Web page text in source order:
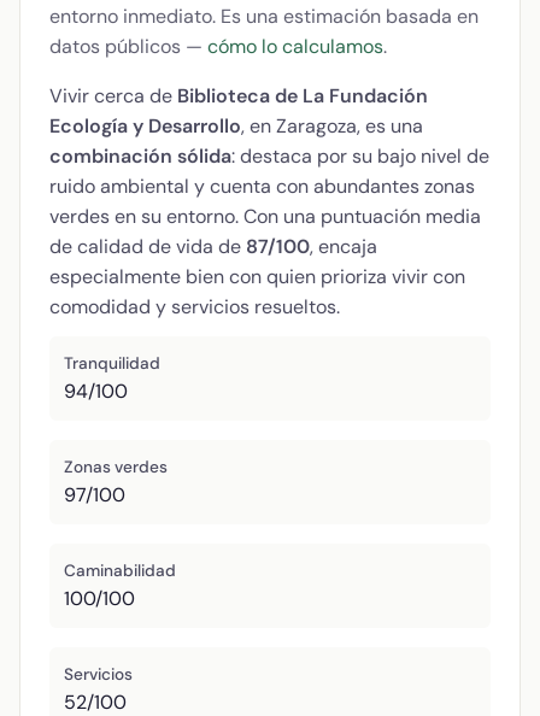
entorno inmediato. Es una estimación basada en
datos públicos — cómo lo calculamos.
Vivir cerca de Biblioteca de La Fundación
Ecología y Desarrollo, en Zaragoza, es una
combinación sólida: destaca por su bajo nivel de
ruido ambiental y cuenta con abundantes zonas
verdes en su entorno. Con una puntuación media
de calidad de vida de 87/100, encaja
especialmente bien con quien prioriza vivir con
comodidad y servicios resueltos.
Tranquilidad
94/100
Zonas verdes
97/100
Caminabilidad
100/100
Servicios
52/100